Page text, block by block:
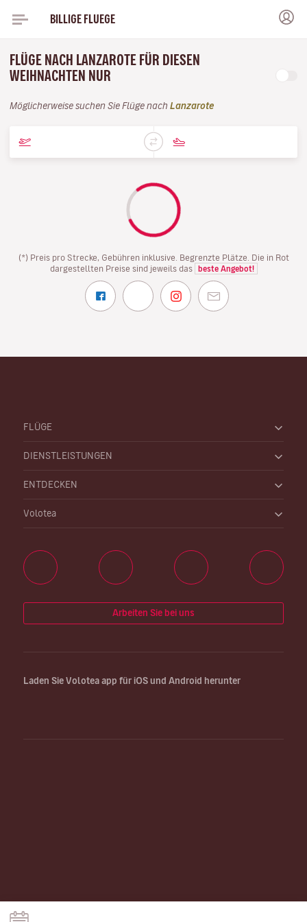
BILLIGE FLUEGE
FLÜGE NACH LANZAROTE FÜR DIESEN
WEIHNACHTEN NUR
Möglicherweise suchen Sie Flüge nach Lanzarote
(*) Preis pro Strecke, Gebühren inklusive. Begrenzte Plätze. Die in Rot
dargestellten Preise sind jeweils das
beste Angebot!
FLÜGE
DIENSTLEISTUNGEN
ENTDECKEN
Volotea
Arbeiten Sie bei uns
Laden Sie Volotea app für iOS und Android herunter